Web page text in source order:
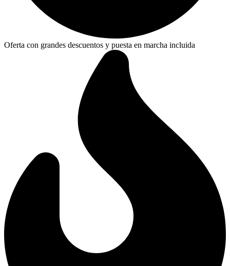
Oferta con grandes descuentos y puesta en marcha incluida